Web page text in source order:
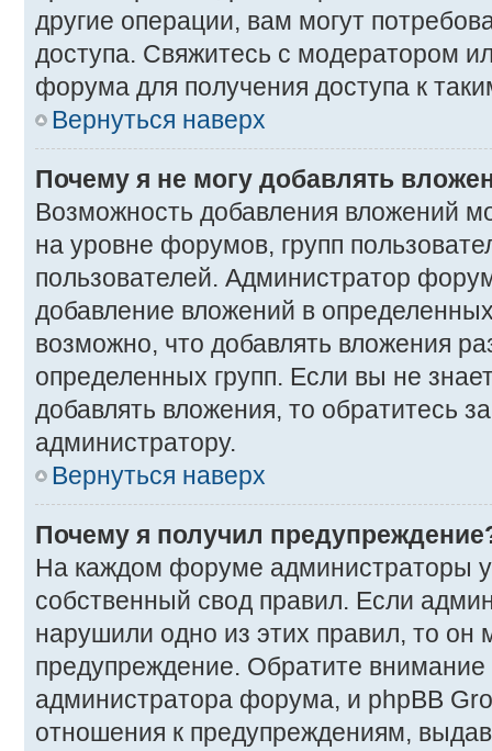
другие операции, вам могут
доступа. Свяжитесь с модератором
форума для получения доступа к
Вернуться наверх
Почему я не могу добавлять
Возможность добавления вложений
на уровне форумов, групп
пользователей. Администратор
добавление вложений в
возможно, что добавлять вложения
определенных групп. Если вы не
добавлять вложения, то обратитесь
администратору.
Вернуться наверх
Почему я получил
На каждом форуме администраторы
собственный свод правил. Если
нарушили одно из этих правил, то он
предупреждение. Обратите
администратора форума, и phpBB
отношения к предупреждениям,